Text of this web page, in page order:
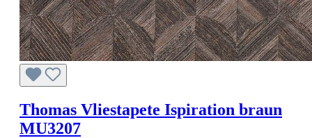
Thomas Vliestapete Ispiration braun
MU3207